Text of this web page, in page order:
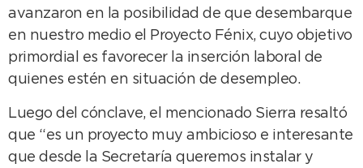
avanzaron en la posibilidad de que desembarque
en nuestro medio el Proyecto Fénix, cuyo objetivo
primordial es favorecer la inserción laboral de
quienes estén en situación de desempleo.
Luego del cónclave, el mencionado Sierra resaltó
que “es un proyecto muy ambicioso e interesante
que desde la Secretaría queremos instalar y